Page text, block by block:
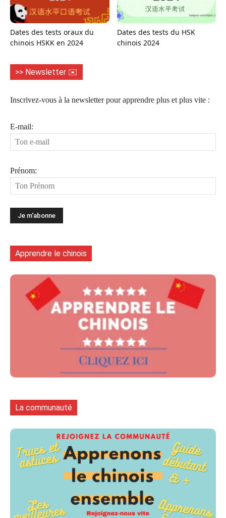
Dates des tests oraux du
chinois HSKK en 2024
Dates des tests du HSK
chinois 2024
>> Newsletter ✉️
Inscrivez-vous à la newsletter pour apprendre plus et plus vite :
E-mail:
Prénom:
Apprendre le chinois
La communauté